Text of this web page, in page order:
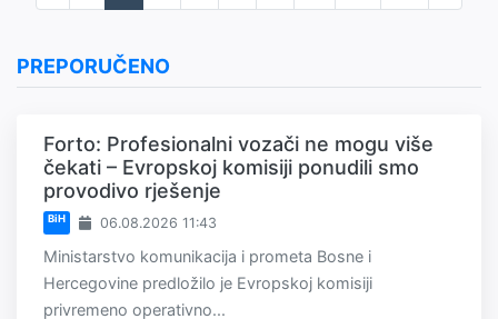
PREPORUČENO
Forto: Profesionalni vozači ne mogu više
čekati – Evropskoj komisiji ponudili smo
provodivo rješenje
BiH 06.08.2026 11:43
Ministarstvo komunikacija i prometa Bosne i
Hercegovine predložilo je Evropskoj komisiji
privremeno operativno...